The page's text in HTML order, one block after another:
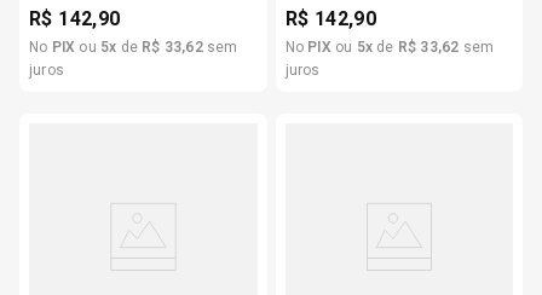
R$ 142,90
No PIX ou 5x de R$ 33,62sem
juros
R$ 142,90
No PIX ou 5xde R$ 33,62 sem
juros